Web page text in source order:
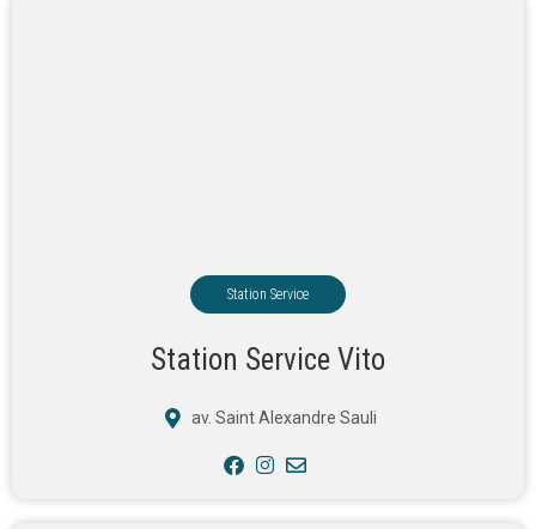
Station Service
Station Service Vito
av. Saint Alexandre Sauli